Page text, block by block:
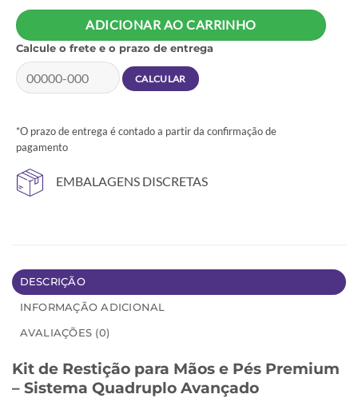
ADICIONAR AO CARRINHO
Calcule o frete e o prazo de entrega
*O prazo de entrega é contado a partir da confirmação de
pagamento
EMBALAGENS DISCRETAS
DESCRIÇÃO
INFORMAÇÃO ADICIONAL
AVALIAÇÕES (0)
Kit de Restição para Mãos e Pés Premium
– Sistema Quadruplo Avançado